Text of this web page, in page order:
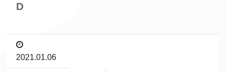
D
2021.01.06